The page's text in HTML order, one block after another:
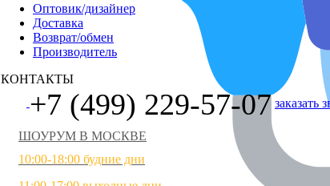
Оптовик/дизайнер
Доставка
Возврат/обмен
Производитель
КОНТАКТЫ
+7 (499) 229-57-07 заказать
ШОУРУМ В МОСКВЕ
10:00-18:00 будние дни